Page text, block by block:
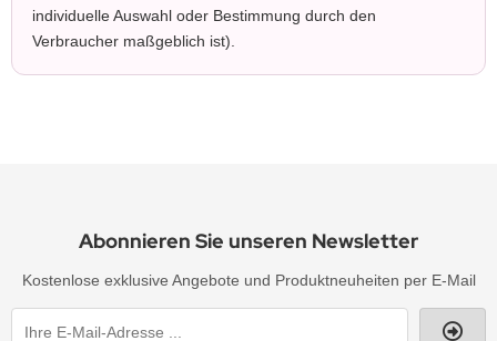
individuelle Auswahl oder Bestimmung durch den
Verbraucher maßgeblich ist).
Abonnieren Sie unseren Newsletter
Kostenlose exklusive Angebote und Produktneuheiten per E-Mail